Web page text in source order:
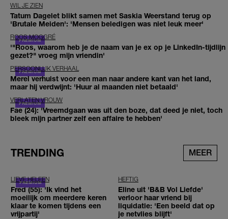
WIL JE ZIEN
Tatum Dagelet blikt samen met Saskia Weerstand terug op
'Brutale Meiden': 'Mensen beledigen was niet leuk meer'
ROOS MOGGRÉ
'"Roos, waarom heb je de naam van je ex op je LinkedIn-tijdlijn
gezet?" vroeg mijn vriendin'
PERSOONLIJK VERHAAL
Merel verhuist voor een man naar andere kant van het land,
maar hij verdwijnt: 'Huur al maanden niet betaald'
VERLATEN VROUW
Fae (24): 'Vreemdgaan was uit den boze, dat deed je niet, toch
bleek mijn partner zelf een affaire te hebben'
TRENDING MEER
LIEVE HELEEN
Fred (55): 'Ik vind het
moeilijk om meerdere keren
klaar te komen tijdens een
vrijpartij'
HEFTIG
Eline uit 'B&B Vol Liefde'
verloor haar vriend bij
liquidatie: 'Een beeld dat op
je netvlies blijft'